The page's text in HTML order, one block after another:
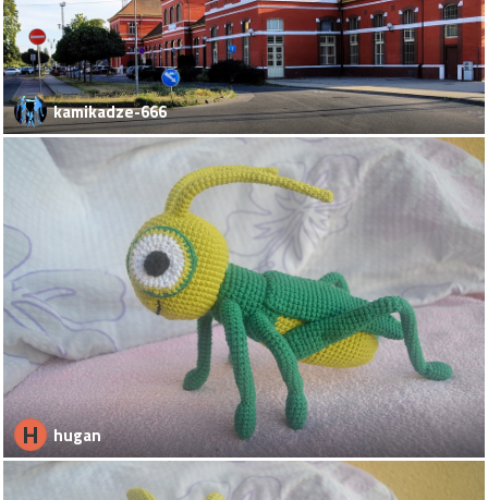
kamikadze-666
H hugan